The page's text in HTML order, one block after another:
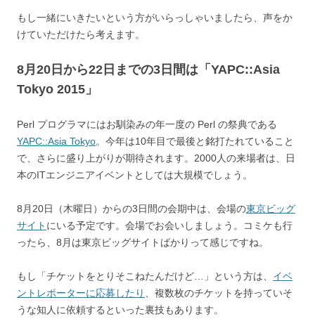
もし一緒にいきたいという方がいらっしゃいましたら、声をか
けていただけたら考えます。
8月20日から22日までの3日間は「YAPC::Asia
Tokyo 2015」
Perl プログラマにはお馴染みの年一度の Perl の祭典である
YAPC::Asia Tokyo。今年は10年目で最後と銘打たれていること
で、さらに盛り上がりが期待されます。2000人の来場者は、日
本のITエンジニアイベントとしては大規模でしょう。
8月20日（木曜日）からの3日間の会期中は、会場の東京ビッグ
サイト にいる予定です。会場でお会いしましょう。コミケも行
ったら、8月は東京ビッグサイトばかりって感じですね。
もし「チケットをとりそこねたんだけど…」という方は、 イベ
ントレポーターに応募したり
、複数枚のチケットを持っていそ
うな知人に依頼するといった裏技もあります。